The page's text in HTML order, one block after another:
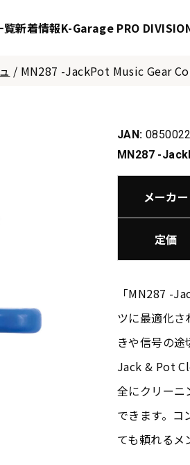
覧新着情報K-Garage PRO
/ MN287 -JackPot Music Gear
JAN:
MN287 -
メーカー
定価
「MN287 -
ツに最適化さ
きや信号の
Jack & Pot
全にクリーニ
できます。コ
ても頼れるメ